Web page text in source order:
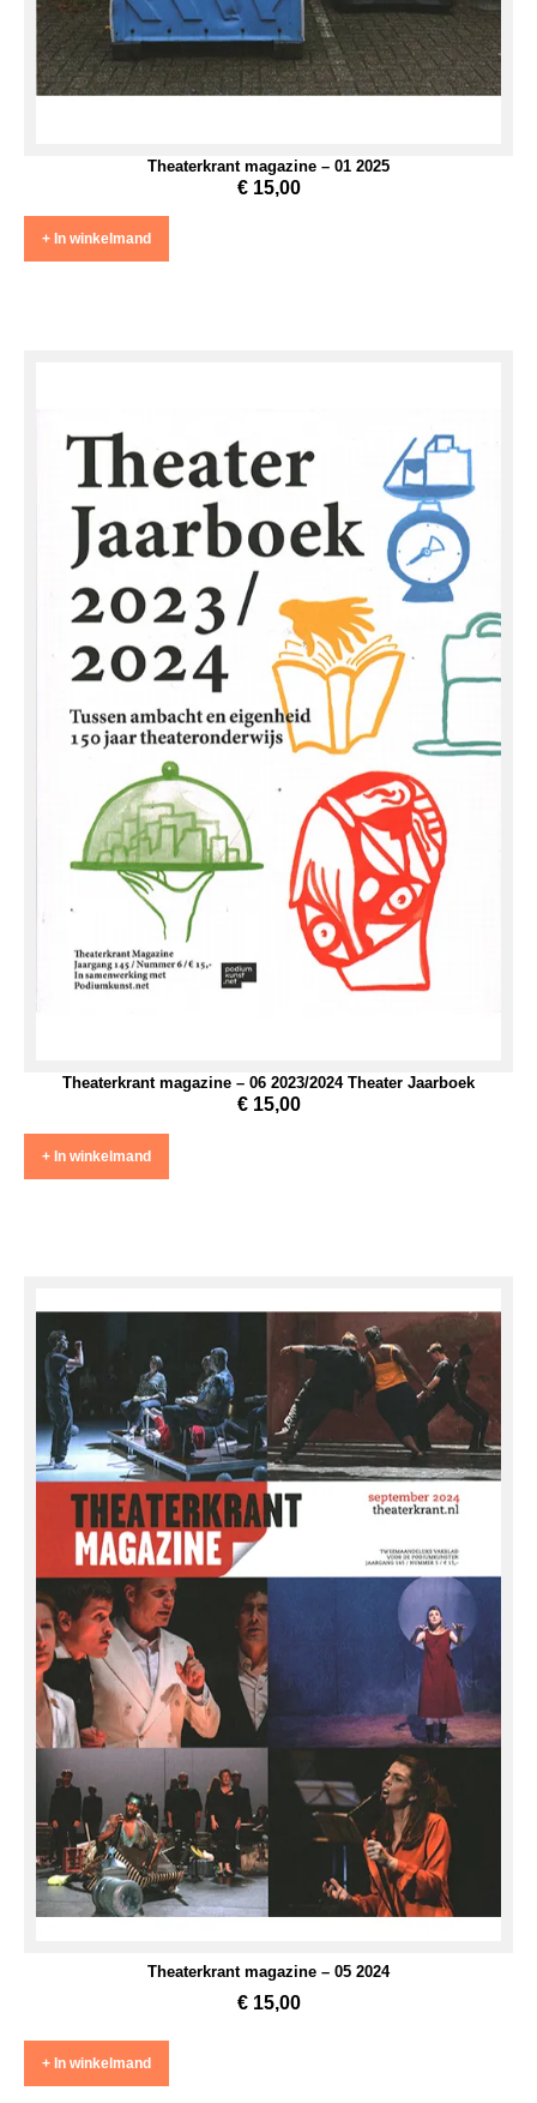
Theaterkrant magazine – 01 2025
€15,00
+ In winkelmand
Theaterkrant magazine – 06 2023/2024 Theater Jaarboek
€15,00
+ In winkelmand
Theaterkrant magazine – 05 2024
€15,00
+ In winkelmand